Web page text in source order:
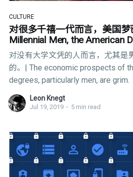
CULTURE
对很多千禧一代而言，美国
Millennial Men, the American
对没有大学文凭的人而言，尤其是
的。| The economic prospects of
degrees, particularly men, are grim.
Leon Knegt
Jul 19, 2019 • 5 min read